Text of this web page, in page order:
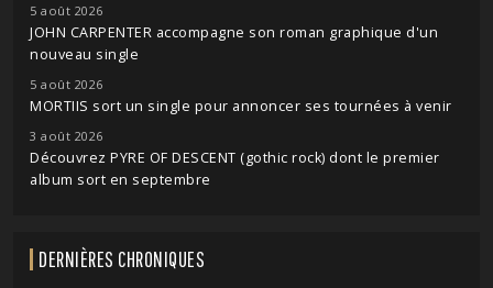
5 août 2026
JOHN CARPENTER accompagne son roman graphique d'un
nouveau single
5 août 2026
MORTIIS sort un single pour annoncer ses tournées à venir
3 août 2026
Découvrez PYRE OF DESCENT (gothic rock) dont le premier
album sort en septembre
DERNIÈRES CHRONIQUES